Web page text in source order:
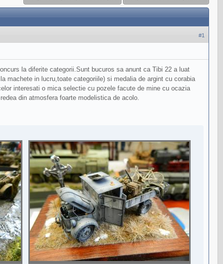
#1
la diferite categorii.Sunt bucuros sa anunt ca Tibi 22 a luat
machete in lucru,toate categoriile) si medalia de argint cu corabia
interesati o mica selectie cu pozele facute de mine cu ocazia
din atmosfera foarte modelistica de acolo.